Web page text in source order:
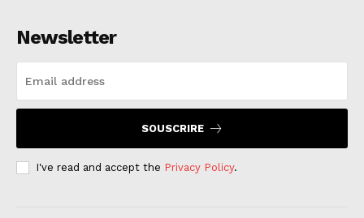
Newsletter
SOUSCRIRE
I've read and accept the Privacy Policy.